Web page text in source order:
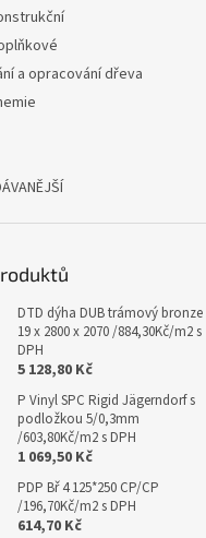
a opracování dřeva
DTD dýha DUB trámový bronze
19 x 2800 x 2070 /884,30Kč/m2 s
DPH
5 128,80 Kč
P Vinyl SPC Rigid Jägerndorf s
podložkou 5/0,3mm
/603,80Kč/m2 s DPH
1 069,50 Kč
PDP Bř 4 125*250 CP/CP
/196,70Kč/m2 s DPH
614,70 Kč